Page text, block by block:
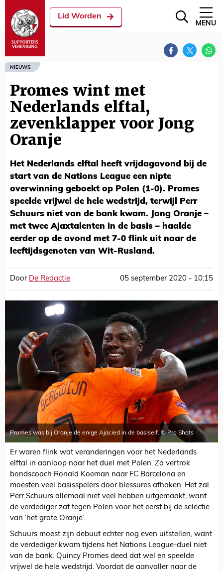
Lid Worden
MENU
NIEUWS
Promes wint met
Nederlands elftal,
zevenklapper voor Jong
Oranje
Het Nederlands elftal heeft vrijdagavond bij de
start van de Nations League een nipte
overwinning geboekt op Polen (1-0). Promes
speelde vrijwel de hele wedstrijd, terwijl Perr
Schuurs niet van de bank kwam. Jong Oranje –
met twee Ajaxtalenten in de basis – haalde
eerder op de avond met 7-0 flink uit naar de
leeftijdsgenoten van Wit-Rusland.
Door De Redactie 05 september 2020 - 10:15
Promes was bij Oranje de enige Ajacied in de basiself. © Pro Shots
Er waren flink wat veranderingen voor het Nederlands
elftal in aanloop naar het duel met Polen. Zo vertrok
bondscoach Ronald Koeman naar FC Barcelona en
moesten veel basisspelers door blessures afhaken. Het zal
Perr Schuurs allemaal niet veel hebben uitgemaakt, want
de verdediger zat tegen Polen voor het eerst bij de selectie
van ‘het grote Oranje’.
Schuurs moest zijn debuut echter nog even uitstellen, want
de verdediger kwam tijdens het Nations League-duel niet
van de bank. Quincy Promes deed dat wel en speelde
vrijwel de hele wedstrijd. Voordat de aanvaller naar de